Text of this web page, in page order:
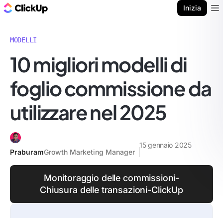
Inizia
MODELLI
10 migliori modelli di
foglio commissione da
utilizzare nel 2025
PraburamGrowth Marketing Manager
15 gennaio 2025
Monitoraggio delle commissioni-
Chiusura delle transazioni-ClickUp